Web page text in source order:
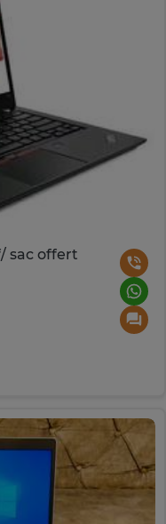
sac offert